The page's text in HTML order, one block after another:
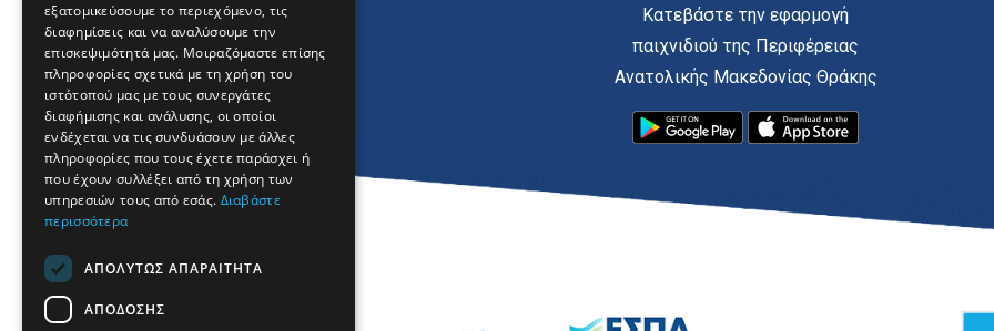
Κατεβάστε την εφαρμογή
παιχνιδιού της Περιφέρειας
Ανατολικής Μακεδονίας Θράκης
FRENCH
BULGARIAN
ROMANIAN
TURKISH
εξατομικεύσουμε το περιεχόμενο, τις
διαφημίσεις και να αναλύσουμε την
επισκεψιμότητά μας. Μοιραζόμαστε επίσης
πληροφορίες σχετικά με τη χρήση του
ιστότοπού μας με τους συνεργάτες
διαφήμισης και ανάλυσης, οι οποίοι
ενδέχεται να τις συνδυάσουν με άλλες
πληροφορίες που τους έχετε παράσχει ή
που έχουν συλλέξει από τη χρήση των
υπηρεσιών τους από εσάς. Διαβάστε
περισσότερα
ΑΠΟΛΎΤΩΣ ΑΠΑΡΑΊΤΗΤΑ
ΑΠΌΔΟΣΗΣ